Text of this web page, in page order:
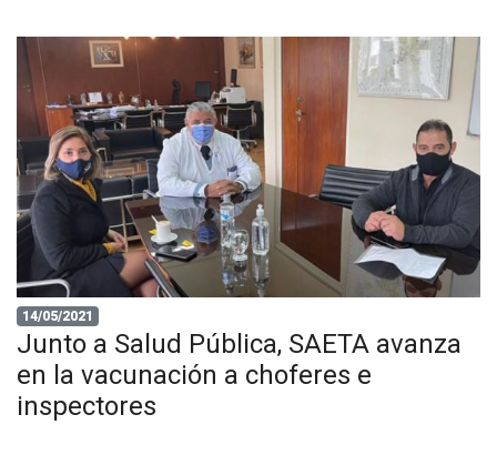
14/05/2021
Junto a Salud Pública, SAETA avanza
en la vacunación a choferes e
inspectores